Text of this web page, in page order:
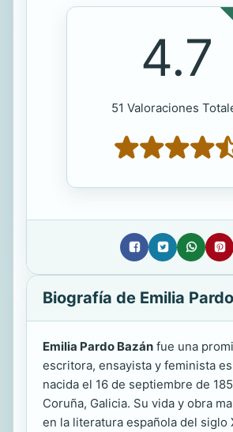
4.7
51 Valoraciones
Biografía de Emilia
Emilia Pardo Bazán fue una
escritora, ensayista y feminista
nacida el 16 de septiembre de
Coruña, Galicia. Su vida y obra
en la literatura española del siglo